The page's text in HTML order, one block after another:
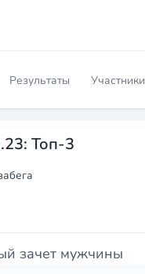
Результаты Участники
Топ-3
зачет мужчины